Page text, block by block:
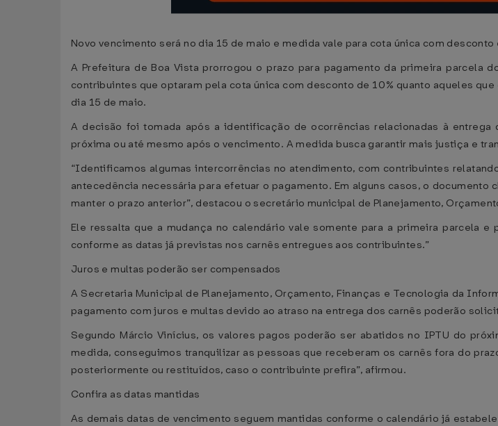
Novo vencimento será no dia 15 de maio e medida vale para cota única com
A Prefeitura de Boa Vista prorrogou o prazo para pagamento da primeira parcela
contribuintes que optaram pela cota única com desconto de 10% quanto aqueles
dia 15 de maio.
A decisão foi tomada após a identificação de ocorrências relacionadas à
próxima ou até mesmo após o vencimento. A medida busca garantir mais justiça e
“Identificamos algumas intercorrências no atendimento, com contribuintes
antecedência necessária para efetuar o pagamento. Em alguns casos, o
manter o prazo anterior”, destacou o secretário municipal de Planejamento,
Ele ressalta que a mudança no calendário vale somente para a primeira parcela
conforme as datas já previstas nos carnês entregues aos contribuintes.”
Juros e multas poderão ser compensados
A Secretaria Municipal de Planejamento, Orçamento, Finanças e Tecnologia da
pagamento com juros e multas devido ao atraso na entrega dos carnês poderão
Segundo Márcio Vinícius, os valores pagos poderão ser abatidos no IPTU do
medida, conseguimos tranquilizar as pessoas que receberam os carnês fora do
posteriormente ou restituídos, caso o contribuinte prefira”, afirmou.
Confira as datas mantidas
As demais datas de vencimento seguem mantidas conforme o calendário já